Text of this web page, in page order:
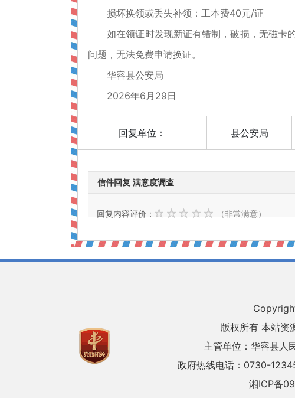
损坏换领或丢失补领：工本费40元/证
如在领证时发现新证有错制，破损，无磁卡的
问题，无法免费申请换证。
华容县公安局
2026年6月29日
回复单位： 县公安局
信件回复 满意度调查
回复内容评价： （非常满意）
版权所有 本站资
主管单位：华容县人
政府热线电话：0730-
湘ICP备